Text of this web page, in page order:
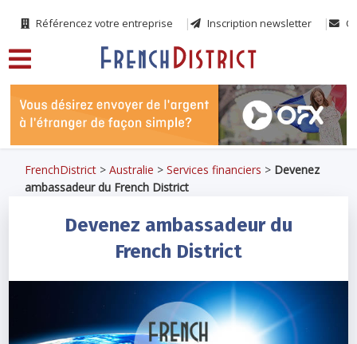
Référencez votre entreprise Inscription newsletter
FrenchDistrict >Australie >Services financiers > Devenez
ambassadeur du French District
Devenez ambassadeur du
French District